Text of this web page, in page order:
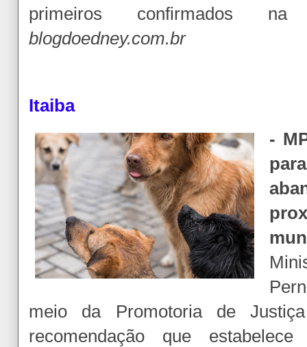
primeiros confirmados
blogdoedney.com.br
Itaiba
-
meio da Promotoria de
recomendação que